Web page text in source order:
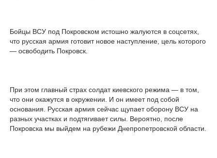
Бойцы ВСУ под Покровском истошно жалуются в соцсетях,
что русская армия готовит новое наступление, цель которого
— освободить Покровск.
При этом главный страх солдат киевского режима — в том,
что они окажутся в окружении. И он имеет под собой
основания. Русская армия сейчас щупает оборону ВСУ на
разных участках и подтягивает силы. Вероятно, после
Покровска мы выйдем на рубежи Днепропетровской области.